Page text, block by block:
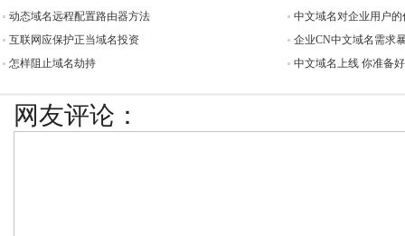
动态域名远程配置路由器方法
互联网应保护正当域名投资
怎样阻止域名劫持
中文域名对企业用户的
企业CN中文域名需求
中文域名上线 你准备
网友评论：